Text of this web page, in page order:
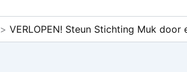
VERLOPEN! Steun Stichting Muk